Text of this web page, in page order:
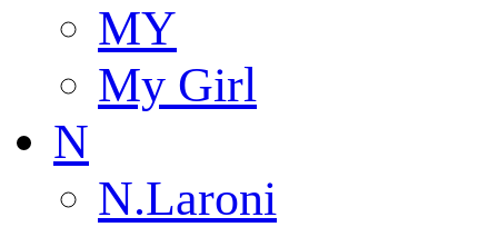
MY
My Girl
N
N.Laroni